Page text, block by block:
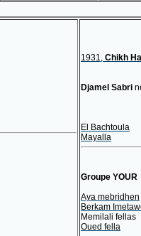
1931, Chikh
Djamel Sabri
El Bachtoula
Mayalla
Groupe YOUR
Aya mebridhen
Berkam
Memilali fellas
Oued fella